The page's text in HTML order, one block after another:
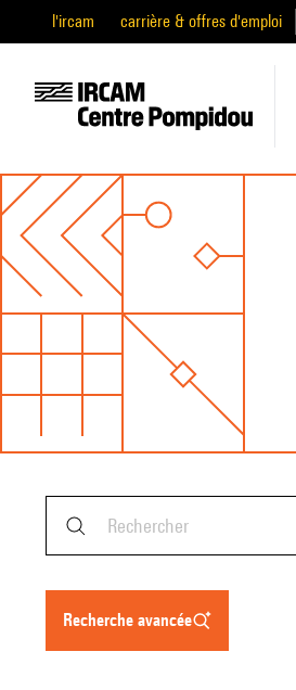
l'ircam carrière & offres d'emploi
recherche avancée